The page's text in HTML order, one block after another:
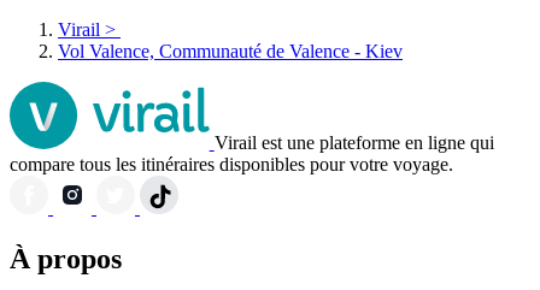
Virail >
Vol Valence, Communauté de Valence - Kiev
Virail est une plateforme en ligne qui
compare tous les itinéraires disponibles pour votre voyage.
À propos